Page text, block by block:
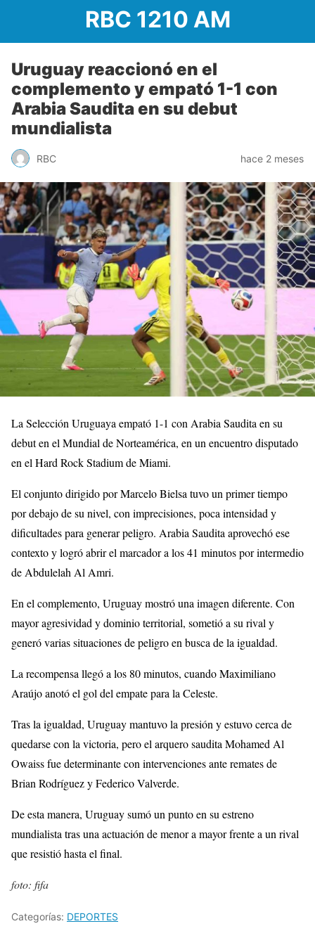
RBC 1210 AM
Uruguay reaccionó en el
complemento y empató 1-1 con
Arabia Saudita en su debut
mundialista
RBC hace 2 meses
La Selección Uruguaya empató 1-1 con Arabia Saudita en su
debut en el Mundial de Norteamérica, en un encuentro disputado
en el Hard Rock Stadium de Miami.
El conjunto dirigido por Marcelo Bielsa tuvo un primer tiempo
por debajo de su nivel, con imprecisiones, poca intensidad y
dificultades para generar peligro. Arabia Saudita aprovechó ese
contexto y logró abrir el marcador a los 41 minutos por intermedio
de Abdulelah Al Amri.
En el complemento, Uruguay mostró una imagen diferente. Con
mayor agresividad y dominio territorial, sometió a su rival y
generó varias situaciones de peligro en busca de la igualdad.
La recompensa llegó a los 80 minutos, cuando Maximiliano
Araújo anotó el gol del empate para la Celeste.
Tras la igualdad, Uruguay mantuvo la presión y estuvo cerca de
quedarse con la victoria, pero el arquero saudita Mohamed Al
Owaiss fue determinante con intervenciones ante remates de
Brian Rodríguez y Federico Valverde.
De esta manera, Uruguay sumó un punto en su estreno
mundialista tras una actuación de menor a mayor frente a un rival
que resistió hasta el final.
foto: fifa
Categorías: DEPORTES